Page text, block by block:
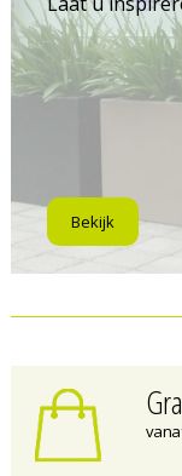
Bekijk